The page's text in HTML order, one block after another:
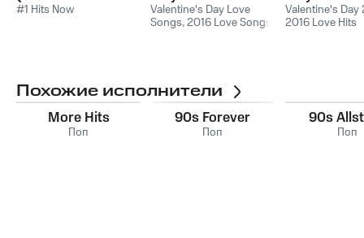
Hits)
#1 Hits Now
Love Songs
Valentine's Day Love
Songs,2016 Love Songs
Love Songs
Valentine's Day
2016 Love Hits
Похожие исполнители
More Hits
Поп
90s Forever
Поп
90s
Поп